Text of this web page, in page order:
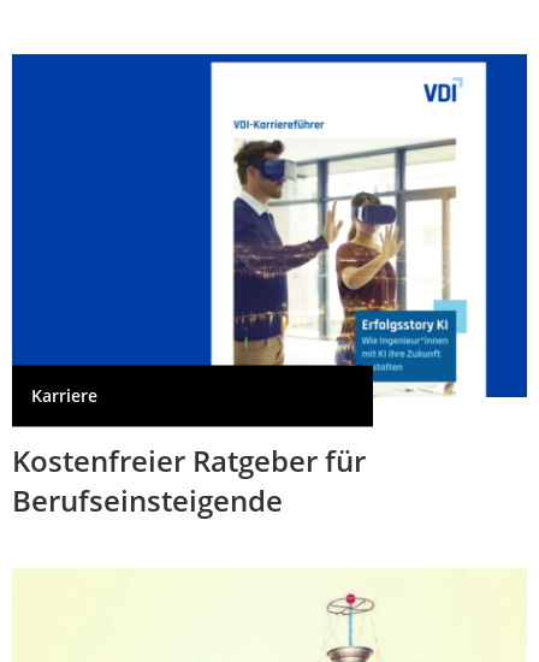
Karriere
Kostenfreier Ratgeber für
Berufseinsteigende